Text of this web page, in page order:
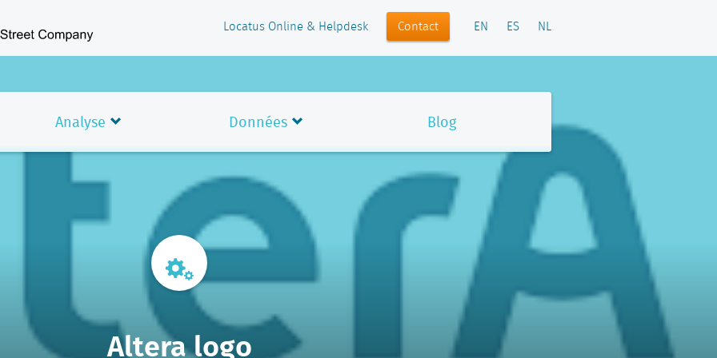
Locatus Online & Helpdesk Contact EN ES NL
Analyse Données Blog
Altera logo